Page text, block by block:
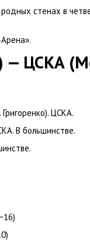
стенах в
— ЦСКА (
Григоренко). ЦСКА.
В большинстве.